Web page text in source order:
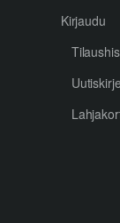
Kirjaudu
Uutiskirje